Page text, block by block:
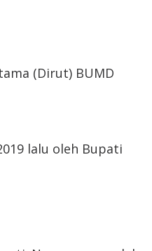
(Dirut) BUMD
lalu oleh Bupati